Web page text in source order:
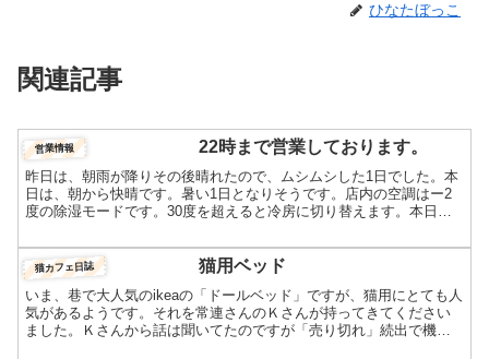
ひなたぼっこ
関連記事
営業情報 22時まで営業しております。
昨日は、朝雨が降りその後晴れたので、ムシムシした1日でした。本
日は、朝から快晴です。暑い1日となりそうです。店内の空調はー2
度の除湿モードです。30度を超えると冷房に切り替えます。本日
猫カフェ日誌 猫用ベッド
いま、巷で大人気のikeaの「ドールベッド」ですが、猫用にとても人
気があるようです。それを常連さんのＫさんが持ってきてください
ました。Ｋさんから話は聞いてたのですが「売り切れ」続出で機会